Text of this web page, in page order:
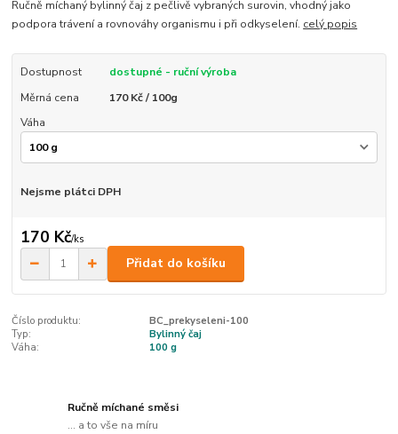
Ručně míchaný bylinný čaj z pečlivě vybraných surovin, vhodný jako
podpora trávení a rovnováhy organismu i při odkyselení. celý popis
Dostupnost
dostupné - ruční výroba
Měrná cena
170 Kč / 100g
Váha
Nejsme plátci DPH
170 Kč/ks
Přidat do košíku
Číslo produktu:
BC_prekyseleni-100
Typ:
Bylinný čaj
Váha:
100 g
Ručně míchané směsi
... a to vše na míru